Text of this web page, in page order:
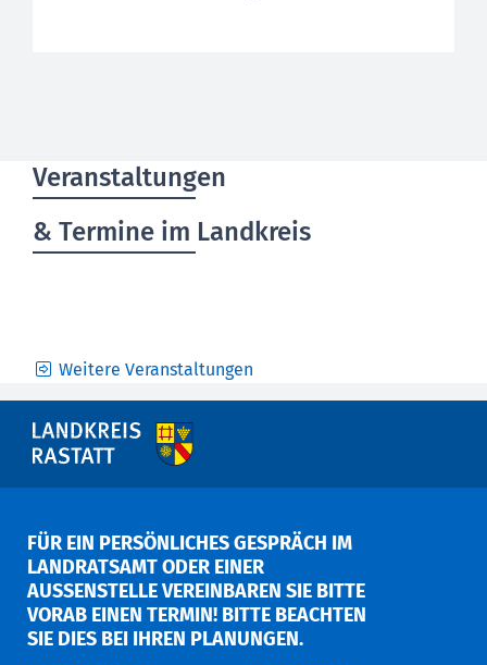
Veranstaltungen
& Termine im Landkreis
Weitere Veranstaltungen
FÜR EIN PERSÖNLICHES GESPRÄCH IM
LANDRATSAMT ODER EINER
AUSSENSTELLE VEREINBAREN SIE BITTE V
ORAB EINEN TERMIN! BITTE BEACHTEN S
IE DIES BEI IHREN PLANUNGEN.